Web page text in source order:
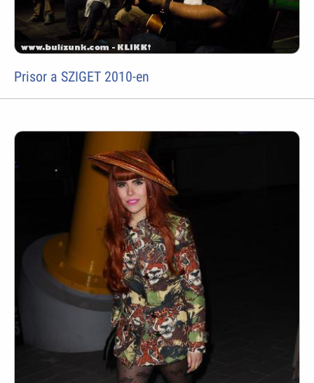
Prisor a SZIGET 2010-en